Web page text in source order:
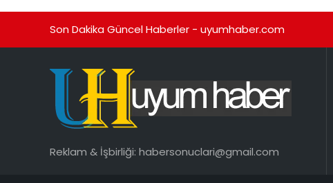
Son Dakika Güncel Haberler - uyumhaber.com
Reklam & İşbirliği: habersonuclari@gmail.com